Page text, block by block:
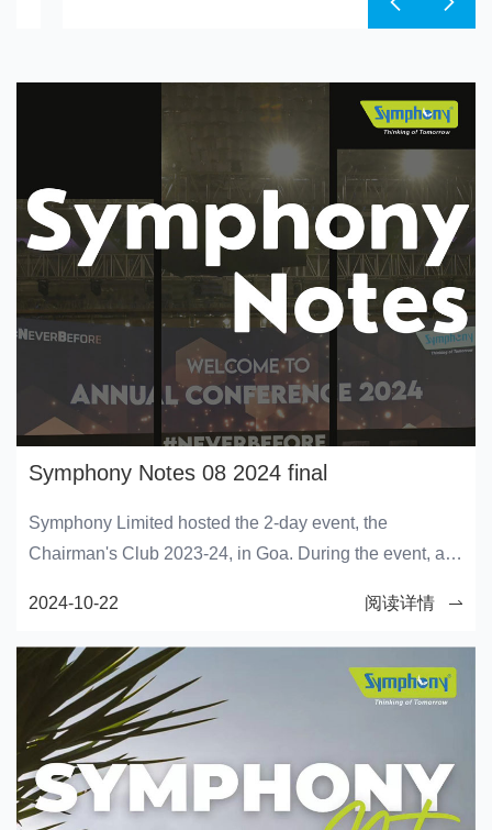
Symphony Notes 08 2024 final
Symphony Limited hosted the 2-day event, the
Chairman's Club 2023-24, in Goa. During the event, a
Symphony Water Heaters, as well as innovative Coolers
and Tower Fans was introduced that set new
benchmarks within the industry. The event transcended
mere product launches, serving as a heartfelt tribute to
the commitment and diligence of our valued trade
partners and the Symphony team. Through their
unwavering dedication, Symphony continues to lead the
2024-10-22 阅读详情